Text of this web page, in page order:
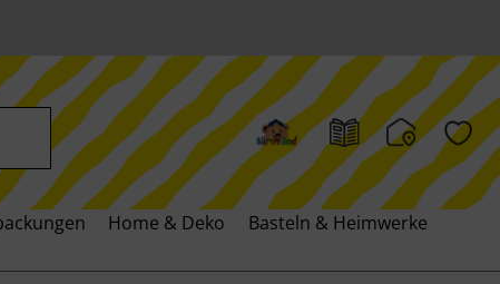
Home & Deko Basteln & Heimwerken